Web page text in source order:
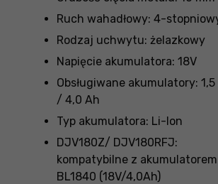
Ruch wahadłowy: 4-
Rodzaj uchwytu: żelazkowy
Napięcie akumulatora: 18V
Obsługiwane akumulatory:
/ 4,0 Ah
Typ akumulatora: Li-Ion
DJV180Z/ DJV180RFJ:
kompatybilne z akumulatorem
BL1840 (18V/4,0Ah)